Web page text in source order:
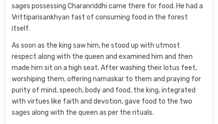
sages possessing Charanriddhi came there for food. He had a
Vrittiparisankhyan fast of consuming food in the forest
itself.
As soon as the king saw him, he stood up with utmost
respect along with the queen and examined him and then
made him sit on a high seat. After washing their lotus feet,
worshiping them, offering namaskar to them and praying for
purity of mind, speech, body and food, the king, integrated
with virtues like faith and devotion, gave food to the two
sages along with the queen as per the rituals.